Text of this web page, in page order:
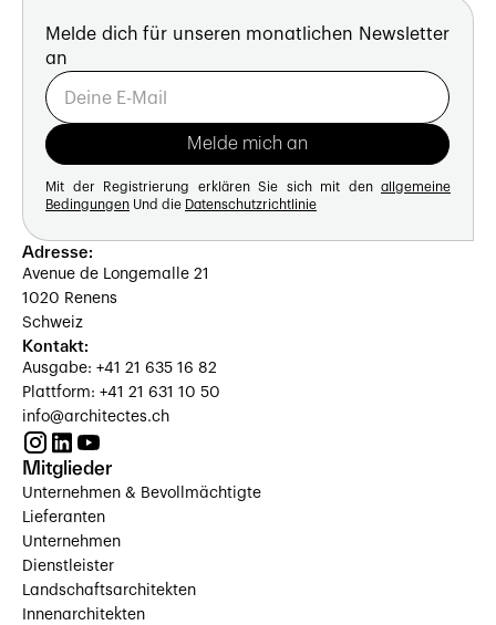
Melde dich für unseren monatlichen Newsletter
an
Mit der Registrierung erklären Sie sich mit den allgemeine
Bedingungen Und die Datenschutzrichtlinie
Adresse:
Avenue de Longemalle 21
1020 Renens
Schweiz
Kontakt:
Ausgabe: +41 21 635 16 82
Plattform: +41 21 631 10 50
info@architectes.ch
Mitglieder
Unternehmen & Bevollmächtigte
Lieferanten
Unternehmen
Dienstleister
Landschaftsarchitekten
Innenarchitekten